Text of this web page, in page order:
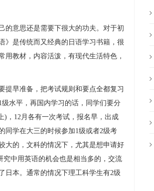
意思还是需要下很大的功夫。对于初
》是传统而又经典的日语学习书籍，很
教材，内容活泼，有现代生活特色，
早准备，把考试规则和要点全都复习
水平，再国内学习的话，同学们要分
)，12月各有一次考试，报名早，出成
同学在大三的时候参加1级或者2级考
大的，文科的情况下，尤其是想申请好
中用英语的机会也是相当多的，交流
日本。通常的情况下理工科学生有2级